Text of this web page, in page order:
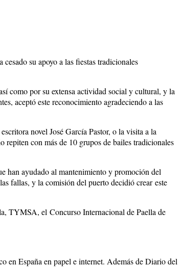
su apoyo a las fiestas tradicionales
como por su extensa actividad social y cultural, y la
aceptó este reconocimiento agradeciendo a las
novel José García Pastor, o la visita a la
repiten con más de 10 grupos de bailes tradicionales
han ayudado al mantenimiento y promoción del
fallas, y la comisión del puerto decidió crear este
TYMSA, el Concurso Internacional de Paella de
en España en papel e internet. Además de Diario del